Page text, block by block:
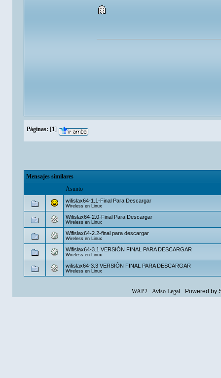
Páginas: [1]
Mensajes similares
Asunto
wifislax64-1.1-Final Para Descargar
Wireless en Linux
Wifislax64-2.0-Final Para Descargar
Wireless en Linux
Wifislax64-2.2-final para descargar
Wireless en Linux
Wifislax64-3.1 VERSIÓN FINAL PARA DESCARGAR
Wireless en Linux
wifislax64-3.3 VERSIÓN FINAL PARA DESCARGAR
Wireless en Linux
WAP2-Aviso Legal- Powered by